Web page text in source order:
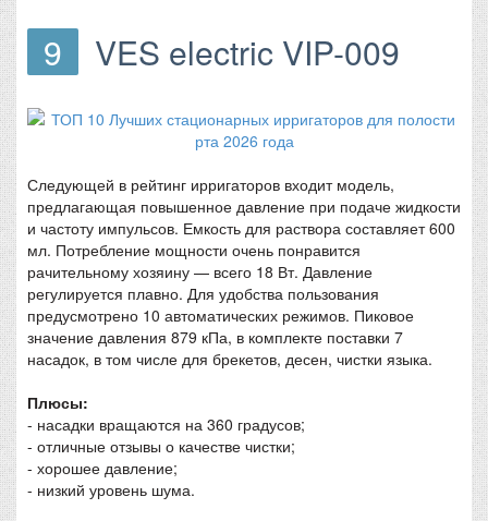
9 VES electric VIP-009
Следующей в рейтинг ирригаторов входит модель,
предлагающая повышенное давление при подаче жидкости
и частоту импульсов. Емкость для раствора составляет 600
мл. Потребление мощности очень понравится
рачительному хозяину — всего 18 Вт. Давление
регулируется плавно. Для удобства пользования
предусмотрено 10 автоматических режимов. Пиковое
значение давления 879 кПа, в комплекте поставки 7
насадок, в том числе для брекетов, десен, чистки языка.
Плюсы:
- насадки вращаются на 360 градусов;
- отличные отзывы о качестве чистки;
- хорошее давление;
- низкий уровень шума.